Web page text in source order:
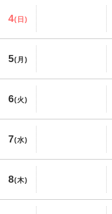
4(日)
5(月)
6(火)
7(水)
8(木)